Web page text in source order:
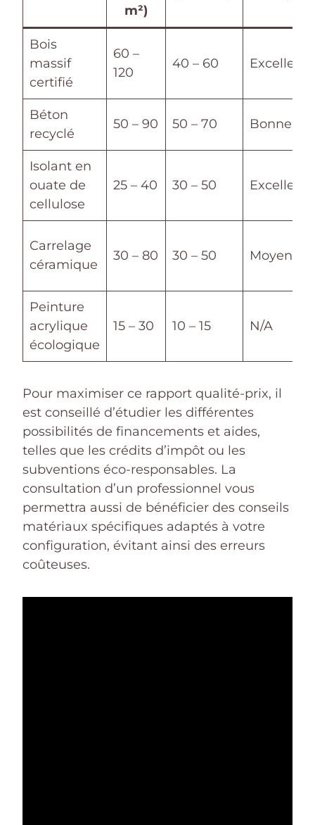
m²)
Bois
massif
certifié
60 –
120
40 – 60 Excellente
Béton
recyclé
50 – 90 50 – 70 Bonne
Isolant en
ouate de
cellulose
25 – 40 30 – 50 Excellente
Carrelage
céramique
30 – 80 30 – 50 Moyenne
Peinture
acrylique
écologique
15 – 30 10 – 15 N/A
Pour maximiser ce rapport qualité-prix, il
est conseillé d’étudier les différentes
possibilités de financements et aides,
telles que les crédits d’impôt ou les
subventions éco-responsables. La
consultation d’un professionnel vous
permettra aussi de bénéficier des conseils
matériaux spécifiques adaptés à votre
configuration, évitant ainsi des erreurs
coûteuses.